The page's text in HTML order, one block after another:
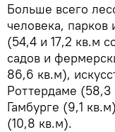
Больше всего
человека,
(54,4 и 17,2 кв.м
садов и
86,6 кв.м),
Роттердаме
Гамбурге (9,1
(10,8 кв.м).